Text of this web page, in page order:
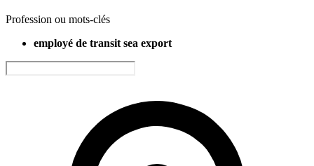
Profession ou mots-clés
employé de transit sea export